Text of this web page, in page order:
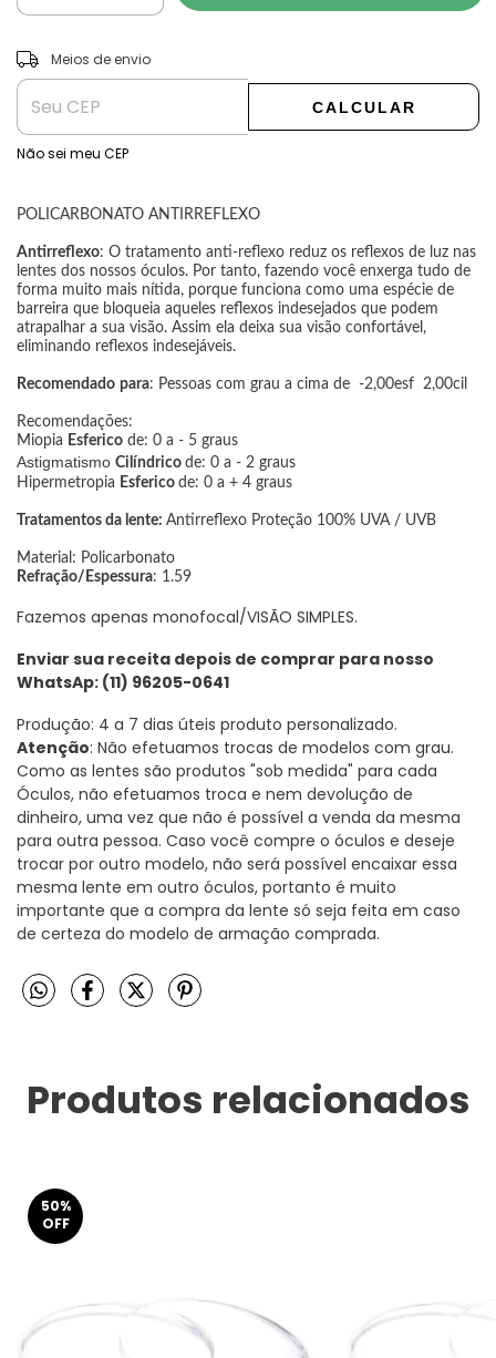
Entregas para o CEP:
Meios de envio
CALCULAR
Não sei meu CEP
POLICARBONATO ANTIRREFLEXO
Antirreflexo: O tratamento anti-reflexo reduz os reflexos de luz nas
lentes dos nossos óculos. Por tanto, fazendo você enxerga tudo de
forma muito mais nítida, porque funciona como uma espécie de
barreira que bloqueia aqueles reflexos indesejados que podem
atrapalhar a sua visão. Assim ela deixa sua visão confortável,
eliminando reflexos indesejáveis.
Recomendado para: Pessoas com grau a cima de -2,00esf 2,00cil
Recomendações:
Miopia Esferico de: 0 a - 5 graus
Astigmatismo Cilíndrico de: 0 a - 2 graus
Hipermetropia Esferico de: 0 a + 4 graus
Tratamentos da lente: Antirreflexo Proteção 100% UVA / UVB
Material: Policarbonato
Refração/Espessura: 1.59
Fazemos apenas monofocal/VISÃO SIMPLES.
Enviar sua receita depois de comprar para nosso
WhatsAp: (11) 96205-0641
Produção: 4 a 7 dias úteis produto personalizado.
Atenção: Não efetuamos trocas de modelos com grau.
Como as lentes são produtos "sob medida" para cada
Óculos, não efetuamos troca e nem devolução de
dinheiro, uma vez que não é possível a venda da mesma
para outra pessoa. Caso você compre o óculos e deseje
trocar por outro modelo, não será possível encaixar essa
mesma lente em outro óculos, portanto é muito
importante que a compra da lente só seja feita em caso
de certeza do modelo de armação comprada.
Produtos relacionados
50%
OFF